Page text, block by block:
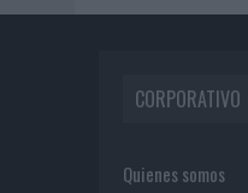
CORPORATIVO
Quienes somos